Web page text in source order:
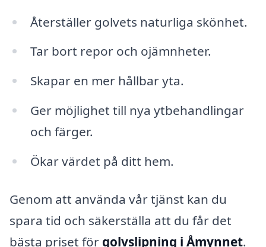
Återställer golvets naturliga skönhet.
Tar bort repor och ojämnheter.
Skapar en mer hållbar yta.
Ger möjlighet till nya ytbehandlingar
och färger.
Ökar värdet på ditt hem.
Genom att använda vår tjänst kan du
spara tid och säkerställa att du får det
bästa priset för golvslipning i Åmynnet.